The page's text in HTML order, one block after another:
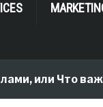
Что важно